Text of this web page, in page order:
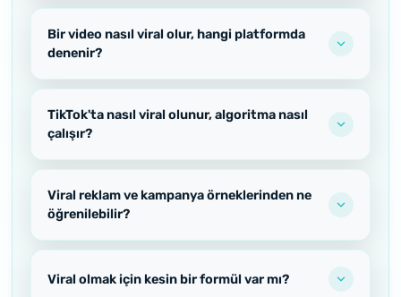
Bir video nasıl viral olur, hangi platformda
denenir?
TikTok'ta nasıl viral olunur, algoritma nasıl
çalışır?
Viral reklam ve kampanya örneklerinden ne
öğrenilebilir?
Viral olmak için kesin bir formül var mı?